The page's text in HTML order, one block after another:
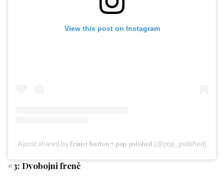
View this post on Instagram
A post shared by 𝐟𝐫𝐚𝐧𝐜𝐢 𝐛𝐮𝐫𝐭𝐨𝐧 • 𝐩𝐨𝐩 𝐩𝐨𝐥𝐢𝐬𝐡𝐞𝐝 (@pop_polished)
#3: Dvobojni frenč